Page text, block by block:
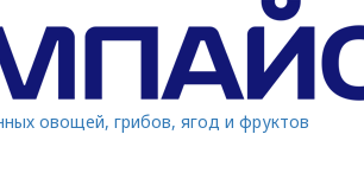
овощей, грибов, ягод и фруктов